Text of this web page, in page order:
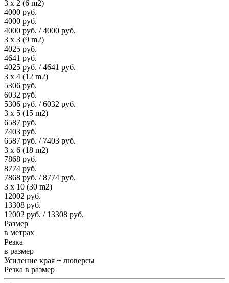
3 x 2 (6 m2)
4000 руб.
4000 руб.
4000 руб. / 4000 руб.
3 x 3 (9 m2)
4025 руб.
4641 руб.
4025 руб. / 4641 руб.
3 x 4 (12 m2)
5306 руб.
6032 руб.
5306 руб. / 6032 руб.
3 x 5 (15 m2)
6587 руб.
7403 руб.
6587 руб. / 7403 руб.
3 x 6 (18 m2)
7868 руб.
8774 руб.
7868 руб. / 8774 руб.
3 x 10 (30 m2)
12002 руб.
13308 руб.
12002 руб. / 13308 руб.
Размер
в метрах
Резка
в размер
Усиление края + люверсы
Резка в размер